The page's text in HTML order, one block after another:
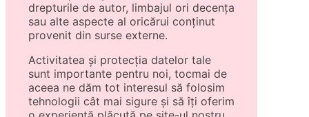
drepturile de autor, limbajul ori decența
sau alte aspecte al oricărui conținut
provenit din surse externe.
Activitatea și protecția datelor tale
sunt importante pentru noi, tocmai de
aceea ne dăm tot interesul să folosim
tehnologii cât mai sigure și să îți oferim